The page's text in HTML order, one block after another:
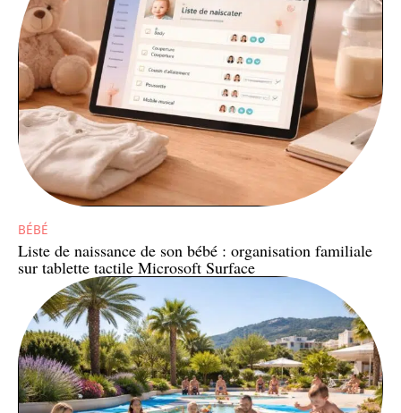
BÉBÉ
Liste de naissance de son bébé : organisation familiale
sur tablette tactile Microsoft Surface